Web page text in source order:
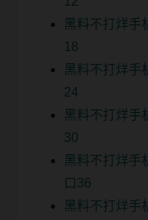
黑料不打烊手
18
黑料不打烊手
24
黑料不打烊手
30
黑料不打烊手
口36
黑料不打烊手